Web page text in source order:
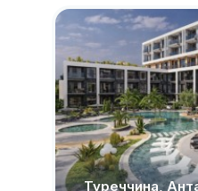
Туреччина,